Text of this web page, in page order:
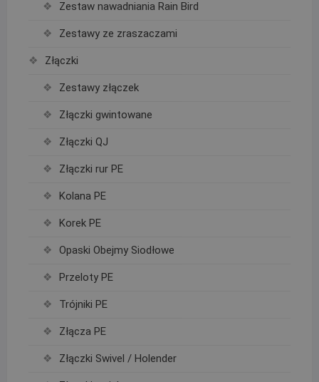
Zestaw nawadniania Rain Bird
Zestawy ze zraszaczami
Złączki
Zestawy złączek
Złączki gwintowane
Złączki QJ
Złączki rur PE
Kolana PE
Korek PE
Opaski Obejmy Siodłowe
Przeloty PE
Trójniki PE
Złącza PE
Złączki Swivel / Holender